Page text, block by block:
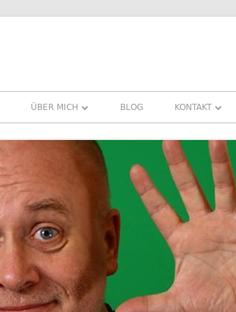
ÜBER MICH
REFERENZEN ERFAHRUNGEN UND
NEWSLETTER
BLOG KONTAKT
DOWNLOADS
FAQ
DATENSCHUTZ
IMPRESSUM